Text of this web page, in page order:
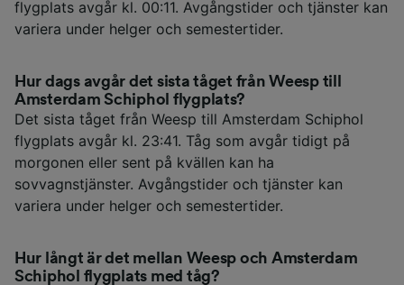
flygplats avgår kl. 00:11. Avgångstider och tjänster kan
variera under helger och semestertider.
Hur dags avgår det sista tåget från Weesp till
Amsterdam Schiphol flygplats?
Det sista tåget från Weesp till Amsterdam Schiphol
flygplats avgår kl. 23:41. Tåg som avgår tidigt på
morgonen eller sent på kvällen kan ha
sovvagnstjänster. Avgångstider och tjänster kan
variera under helger och semestertider.
Hur långt är det mellan Weesp och Amsterdam
Schiphol flygplats med tåg?